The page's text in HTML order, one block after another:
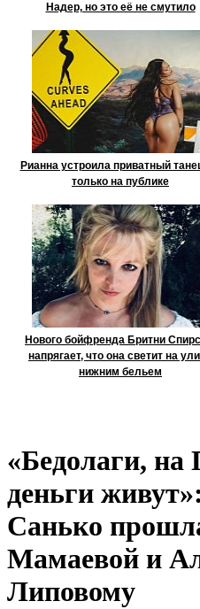
Надер, но это её не смутило
Рианна устроила приватный
только на публике
Нового бойфренда Бритни
напрягает, что она светит на
нижним бельем
«Бедолаги,
деньги
Санько
Мамаевой и
Липовому